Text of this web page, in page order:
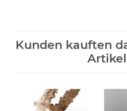
Kunden kauften